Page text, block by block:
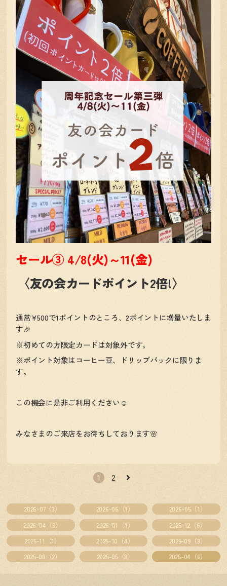
セール③ 4/8(火)～11(金)
〈友の会カードポイント2倍!〉
通常¥500で1ポイントのところ、2ポイントに増量いたしま
す🎉
※初めての方限定カードは対象外です。
※ポイント対象はコーヒー豆、ドリップパックに限りま
す。
この機会に是非ご利用ください☺️
みなさまのご来店をお待ちしております🌸
1 2
2026-07（3） 2026-06（1）
2026-05（1）
2026-04（3）
2026-01（1）
2025-12（6）
2025-11（1）
2025-10（4）
2025-09（3）
2025-08（2）
2025-05（3） 2025-04（6）